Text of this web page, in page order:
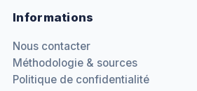
Informations
Nous contacter
Méthodologie & sources
Politique de confidentialité